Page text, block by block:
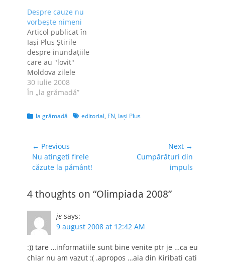
sumă de bani, cu
toate că munca mea
nu putea fi
cuantificată; nu
aveam cum să am
într-o lună rezultate
mai…
Despre cauze nu
vorbeşte nimeni
Articol publicat în
Iaşi Plus Ştirile
despre inundaţiile
care au "lovit"
Moldova zilele
acestea au, fără
îndoială, o doză de
specialişti de tot
felul s-au întâlnit în
televiziunilor pentru
a discuta despre
gravitatea situaţiei.
Unii jurnalişti au
subiectul la
rădăcină, adică să
ajungă…
30 iulie 2008
În „la grămadă”
Categories
la grămadă Tagseditorial, FN, Iaşi Plus
Navigare
în
articole
← Previous
Previous
post:
Nu atingeti firele
căzute la pământ!
Next →
Cumpărături din
impuls
4 thoughts on “Olimpiada 2008”
je says:
9 august 2008 at 12:42 AM
:)) tare …informatiile sunt bine venite ptr je …ca eu
chiar nu am vazut :( .apropos …aia din Kiribati cati